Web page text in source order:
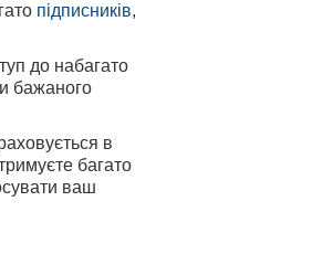
підписників,
до набагато
бажаного
в
багато
ваш